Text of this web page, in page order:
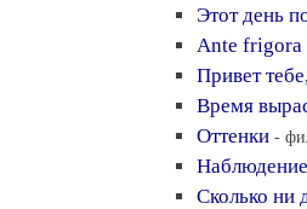
Этот день
Ante frigora
Привет
Время
Оттенки -
Наблюдение
Сколько ни